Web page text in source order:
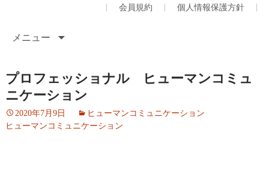
会員規約 個人情報保護方針
メニュー
プロフェッショナル ヒューマンコミュ
ニケーション
2020年7月9日
ヒューマンコミュニケーション
ヒューマンコミュニケーション